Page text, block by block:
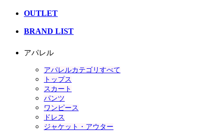
OUTLET
BRAND LIST
アパレル
アパレルカテゴリすべて
トップス
スカート
パンツ
ワンピース
ドレス
ジャケット・アウター